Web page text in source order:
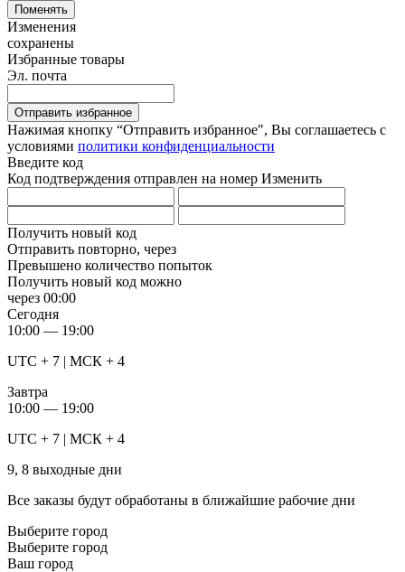
Поменять
Изменения
сохранены
Избранные товары
Эл. почта
Отправить избранное
Нажимая кнопку “Отправить избранное", Вы соглашаетесь c
условиями политики конфиденциальности
Введите код
Код подтверждения отправлен на номер Изменить
Получить новый код
Отправить повторно, через
Превышено количество попыток
Получить новый код можно
через 00:00
Сегодня
10:00 — 19:00
UTC + 7 | МСК + 4
Завтра
10:00 — 19:00
UTC + 7 | МСК + 4
9, 8 выходные дни
Все заказы будут обработаны в ближайшие рабочие дни
Выберите город
Выберите город
Ваш город